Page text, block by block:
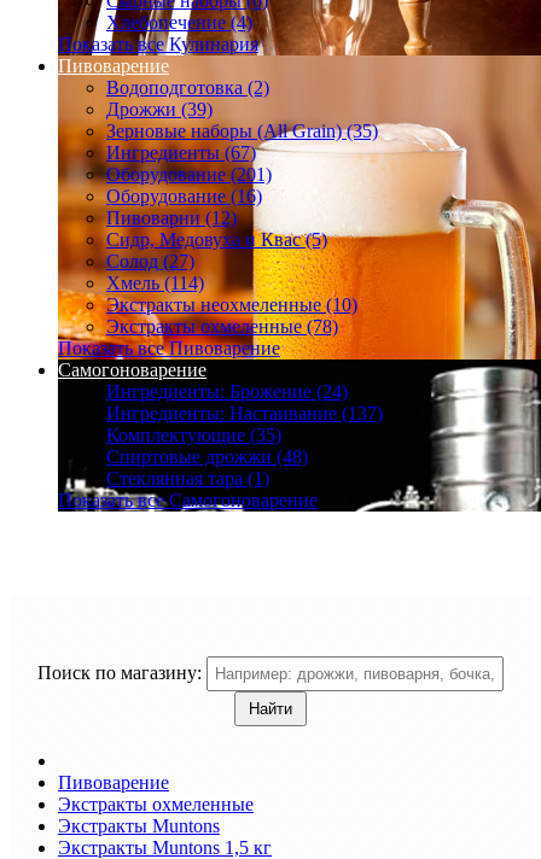
Хлебопечение (4)
Показать все Кулинария
Пивоварение
Водоподготовка (2)
Дрожжи (39)
Зерновые наборы (All Grain) (35)
Ингредиенты (67)
Оборудование (201)
Оборудование (16)
Пивоварни (12)
Сидр, Медовуха и Квас (5)
Солод (27)
Хмель (114)
Экстракты неохмеленные (10)
Экстракты охмеленные (78)
Показать все Пивоварение
Самогоноварение
Ингредиенты: Брожение (24)
Ингредиенты: Настаивание (137)
Комплектующие (35)
Спиртовые дрожжи (48)
Стеклянная тара (1)
Показать все Самогоноварение
Поиск по магазину:
Пивоварение
Экстракты охмеленные
Экстракты Muntons
Экстракты Muntons 1,5 кг